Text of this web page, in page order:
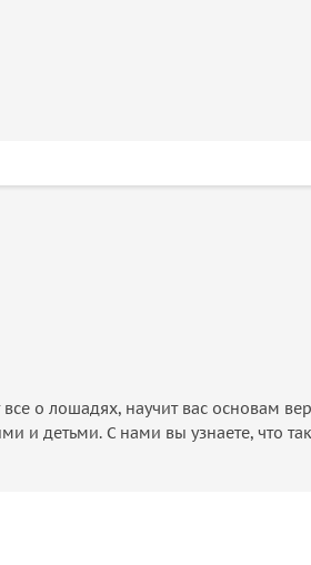
о лошадях, научит вас основам
и детьми. С нами вы узнаете, что